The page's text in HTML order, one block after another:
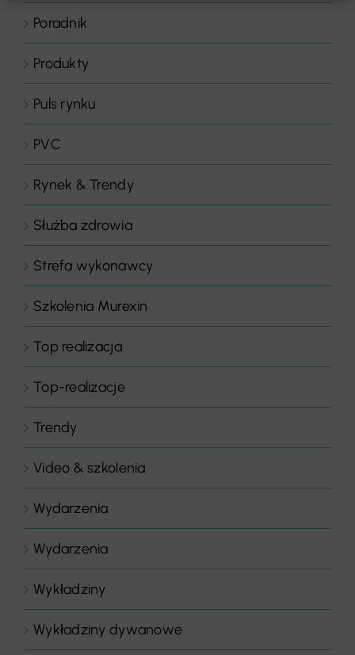
Poradnik
Produkty
Puls rynku
PVC
Rynek & Trendy
Służba zdrowia
Strefa wykonawcy
Szkolenia Murexin
Top realizacja
Top-realizacje
Trendy
Video & szkolenia
Wydarzenia
Wydarzenia
Wykładziny
Wykładziny dywanowe